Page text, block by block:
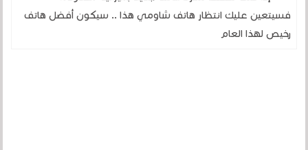
فسيتعين عليك انتظار هاتف شاومي هذا .. سيكون أفضل هاتف
رخيص لهذا العام